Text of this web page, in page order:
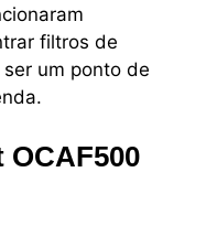
filtros de
um ponto de